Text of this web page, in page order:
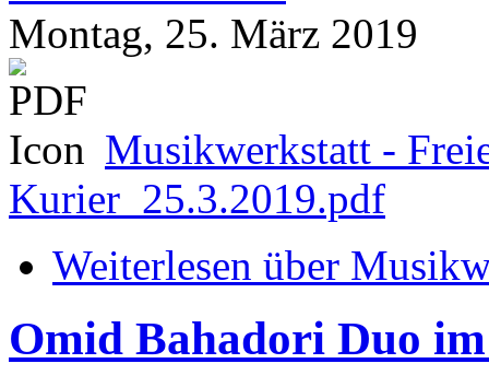
Montag, 25. März 2019
Musikwerkstatt -
Kurier_25.3.2019.pdf
Weiterlesen über
Omid Bahadori Duo